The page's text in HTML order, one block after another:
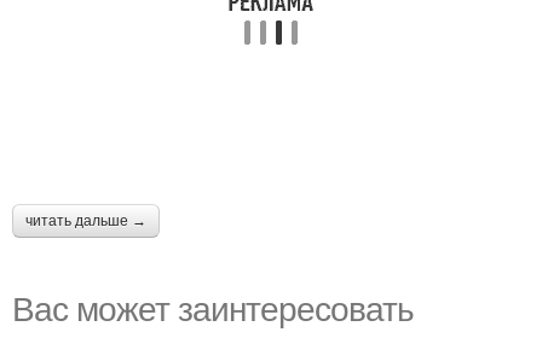
читать дальше →
Вас может заинтересовать